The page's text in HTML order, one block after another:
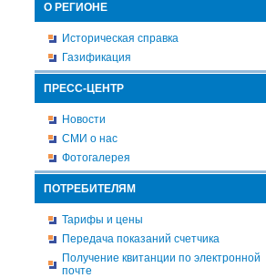
О РЕГИОНЕ
Историческая справка
Газификация
ПРЕСС-ЦЕНТР
Новости
СМИ о нас
Фотогалерея
ПОТРЕБИТЕЛЯМ
Тарифы и цены
Передача показаний счетчика
Получение квитанции по электронной
почте